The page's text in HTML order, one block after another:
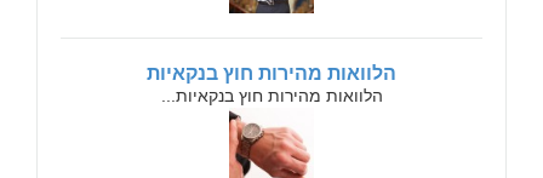
הלוואות מהירות חוץ בנקאיות
הלוואות מהירות חוץ בנקאיות...